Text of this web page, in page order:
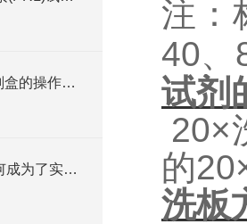
大鼠肝活素(HPS)试剂盒的操作流程可概括为四个步骤
大鼠ELISA试剂盒为何成为了实验室中的常用工具？
注：
40、
试剂
20×
的
洗板